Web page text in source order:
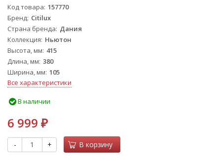
Код товара 157770
Бренд Citilux
Страна бренда Дания
Коллекция Ньютон
Высота, мм 415
Длина, мм 380
Ширина, мм 105
Все характеристики
В наличии
6 999 ₽
- + В корзину